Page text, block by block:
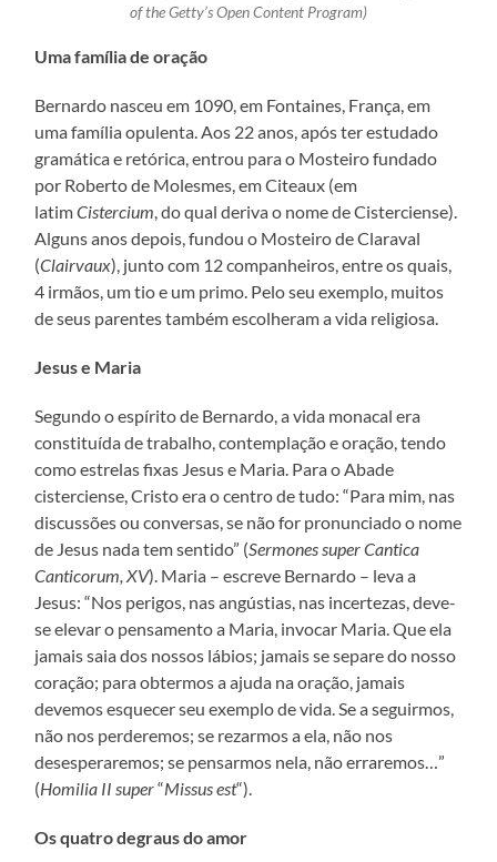
of the Getty’s Open Content Program)
Uma família de oração
Bernardo nasceu em 1090, em Fontaines, França, em
uma família opulenta. Aos 22 anos, após ter estudado
gramática e retórica, entrou para o Mosteiro fundado
por Roberto de Molesmes, em Citeaux (em
latimCistercium, do qual deriva o nome de Cisterciense).
Alguns anos depois, fundou o Mosteiro de Claraval
(Clairvaux), junto com 12 companheiros, entre os quais,
4 irmãos, um tio e um primo. Pelo seu exemplo, muitos
de seus parentes também escolheram a vida religiosa.
Jesus e Maria
Segundo o espírito de Bernardo, a vida monacal era
constituída de trabalho, contemplação e oração, tendo
como estrelas fixas Jesus e Maria. Para o Abade
cisterciense, Cristo era o centro de tudo: “Para mim, nas
discussões ou conversas, se não for pronunciado o nome
de Jesus nada tem sentido” (Sermones super Cantica
Canticorum, XV). Maria – escreve Bernardo – leva a
Jesus: “Nos perigos, nas angústias, nas incertezas, deve-
se elevar o pensamento a Maria, invocar Maria. Que ela
jamais saia dos nossos lábios; jamais se separe do nosso
coração; para obtermos a ajuda na oração, jamais
devemos esquecer seu exemplo de vida. Se a seguirmos,
não nos perderemos; se rezarmos a ela, não nos
desesperaremos; se pensarmos nela, não erraremos…”
(Homilia II super“Missus est“).
Os quatro degraus do amor